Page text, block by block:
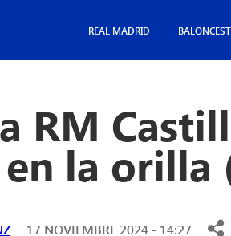
REAL MADRID
RM
la orilla
17 NOVIEMBRE 2024 - 14:27